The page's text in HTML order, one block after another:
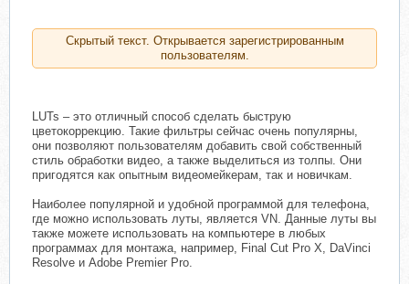
Скрытый текст. Открывается зарегистрированным
пользователям.
LUTs – это отличный способ сделать быструю
цветокоррекцию. Такие фильтры сейчас очень популярны,
они позволяют пользователям добавить свой собственный
стиль обработки видео, а также выделиться из толпы. Они
пригодятся как опытным видеомейкерам, так и новичкам.
Наиболее популярной и удобной программой для телефона,
где можно использовать луты, является VN. Данные луты вы
также можете использовать на компьютере в любых
программах для монтажа, например, Final Cut Pro X, DaVinci
Resolve и Adobe Premier Pro.